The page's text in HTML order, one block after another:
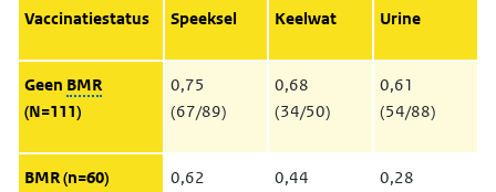
Vaccinatiestatus Speeksel Keelwat Urine
Geen BMR
(N=111)
0,75
(67/89)
0,68
(34/50)
0,61
(54/88)
BMR (n=60)
0,62
0,44
0,28